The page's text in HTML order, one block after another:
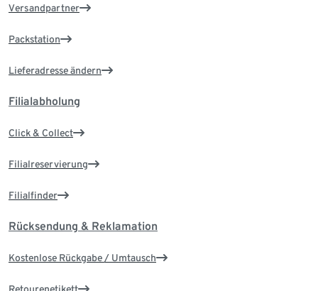
Versandpartner
Packstation
Lieferadresse ändern
Filialabholung
Click & Collect
Filialreservierung
Filialfinder
Rücksendung & Reklamation
Kostenlose Rückgabe / Umtausch